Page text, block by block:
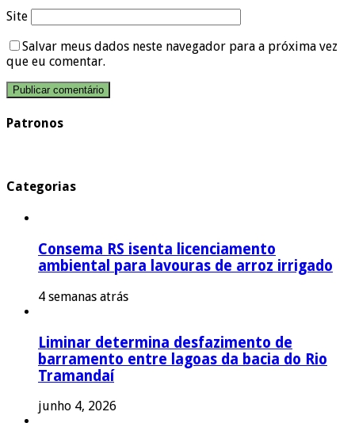
Site
Salvar meus dados neste navegador para a próxima vez
que eu comentar.
Patronos
Categorias
Consema RS isenta licenciamento
ambiental para lavouras de arroz irrigado
4 semanas atrás
Liminar determina desfazimento de
barramento entre lagoas da bacia do Rio
Tramandaí
junho 4, 2026